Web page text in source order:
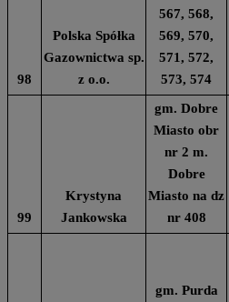
98
Polska Spółka
Gazownictwa sp.
z o.o.
567, 568,
569, 570,
571, 572,
573, 574
99
Krystyna
Jankowska
gm. Dobre
Miasto obr
nr 2 m.
Dobre
Miasto na dz
nr 408
gm. Purda